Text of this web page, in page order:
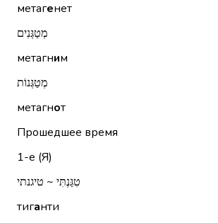
метагенет
מְטַגְּנִים
метагним
מְטַגְּנוֹת
метагнот
Прошедшее время
1-е (Я)
טִגַּנְתִּי ~ טיגנתי
тиганти